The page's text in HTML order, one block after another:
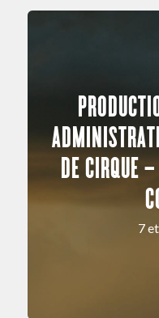
DE CIRQUE
7